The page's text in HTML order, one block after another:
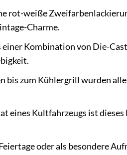
rot-weiße
Charme.
einer Kombination von Die-
bis zum Kühlergrill wurden
eines Kultfahrzeugs ist
oder als besondere